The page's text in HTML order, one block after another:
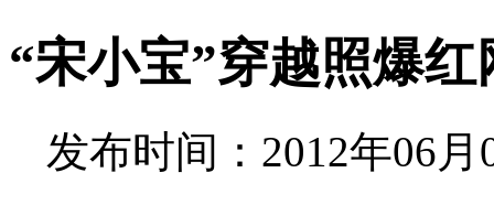
“宋小宝”穿越照爆
发布时间：2012年06月